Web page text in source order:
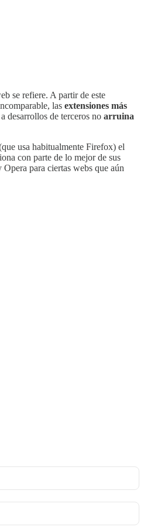
se refiere. A partir de este
las extensiones más
desarrollos de terceros no arruina
usa habitualmente Firefox) el
con parte de lo mejor de sus
para ciertas webs que aún